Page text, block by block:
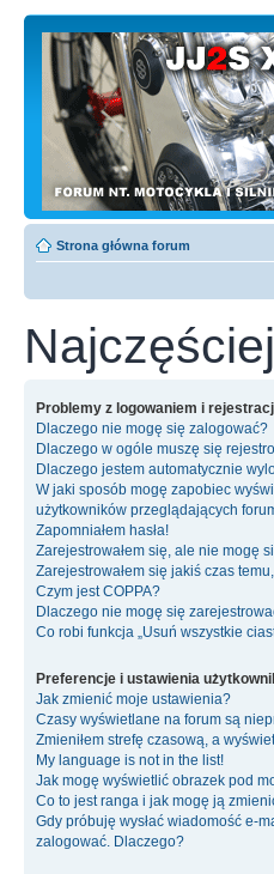
Strona główna forum
Problemy z logowaniem i
Dlaczego nie mogę się zalogować?
Dlaczego w ogóle muszę się
Dlaczego jestem automatycznie
W jaki sposób mogę zapobiec
użytkowników przeglądających
Zapomniałem hasła!
Zarejestrowałem się, ale nie mogę
Zarejestrowałem się jakiś czas
Czym jest COPPA?
Dlaczego nie mogę się
Co robi funkcja „Usuń wszystkie
Preferencje i ustawienia
Jak zmienić moje ustawienia?
Czasy wyświetlane na forum są
Zmieniłem strefę czasową, a
My language is not in the list!
Jak mogę wyświetlić obrazek pod
Co to jest ranga i jak mogę ją
Gdy próbuję wysłać wiadomość e-
zalogować. Dlaczego?